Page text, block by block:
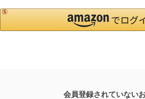
会員登録されていない